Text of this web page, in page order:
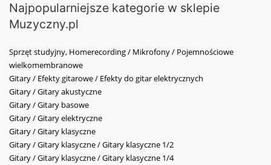
Najpopularniejsze kategorie w sklepie
Muzyczny.pl
Sprzęt studyjny, Homerecording / Mikrofony / Pojemnościowe
wielkomembranowe
Gitary / Efekty gitarowe / Efekty do gitar elektrycznych
Gitary / Gitary akustyczne
Gitary / Gitary basowe
Gitary / Gitary elektryczne
Gitary / Gitary klasyczne
Gitary / Gitary klasyczne / Gitary klasyczne 1/2
Gitary / Gitary klasyczne / Gitary klasyczne 1/4